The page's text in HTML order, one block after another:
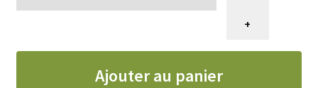
Cologne
Agave,
+
Ajouter au panier